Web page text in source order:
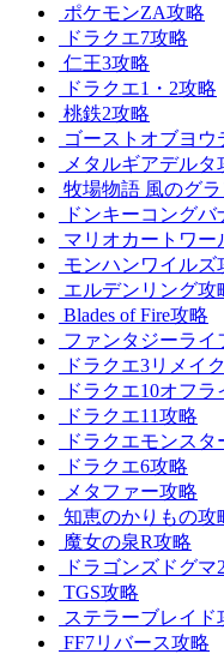
ポケモンZA攻略
ドラクエ7攻略
仁王3攻略
ドラクエ1・2攻略
桃鉄2攻略
ゴーストオブヨウ
メタルギアデルタ
牧場物語 風のグ
ドンキーコングバ
マリオカートワー
モンハンワイルズ
エルデンリング攻
Blades of Fire攻略
ファンタジーライ
ドラクエ3リメイ
ドラクエ10オフラ
ドラクエ11攻略
ドラクエモンスタ
ドラクエ6攻略
メタファー攻略
知恵のかりもの攻
魔女の泉R攻略
ドラゴンズドグマ
TGS攻略
ステラーブレイド
FF7リバース攻略